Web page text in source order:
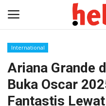
Home
Entertainment
International
Ariana Grande
Buka Oscar
Fantastis